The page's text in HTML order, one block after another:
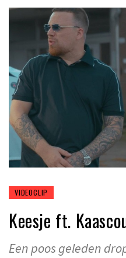
VIDEOCLIP
Keesje ft.
Een poos geleden